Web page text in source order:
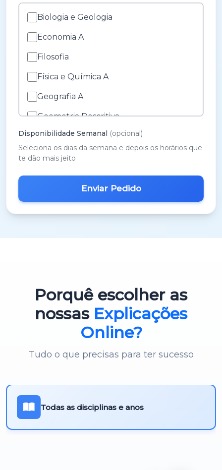
Biologia e Geologia
Economia A
Filosofia
Física e Química A
Geografia A
Geometria Descritiva
História A
História e Cultura das Artes
Inglês
Matemática 3º Ciclo
Português 3º Ciclo
Disponibilidade Semanal (opcional)
Seleciona os dias da semana e depois os horários que
te dão mais jeito
Porquê escolher as
nossas Explicações
Online?
Tudo o que precisas para ter sucesso
Todas as disciplinas e anos